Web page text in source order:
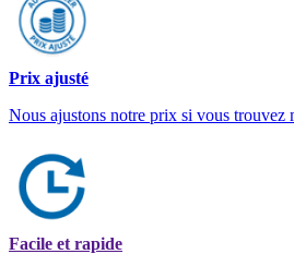
Prix ajusté
Nous ajustons notre prix si vous trouvez
Facile et rapide